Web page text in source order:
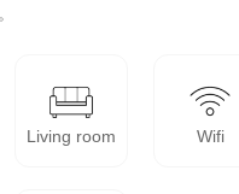
Living room Wifi